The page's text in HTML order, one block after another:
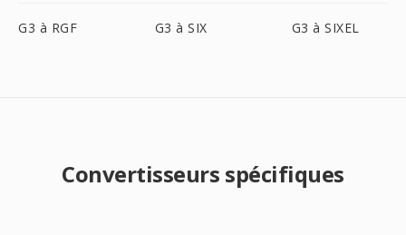
G3 à RGF G3 à SIX G3 à SIXEL
Convertisseurs spécifiques